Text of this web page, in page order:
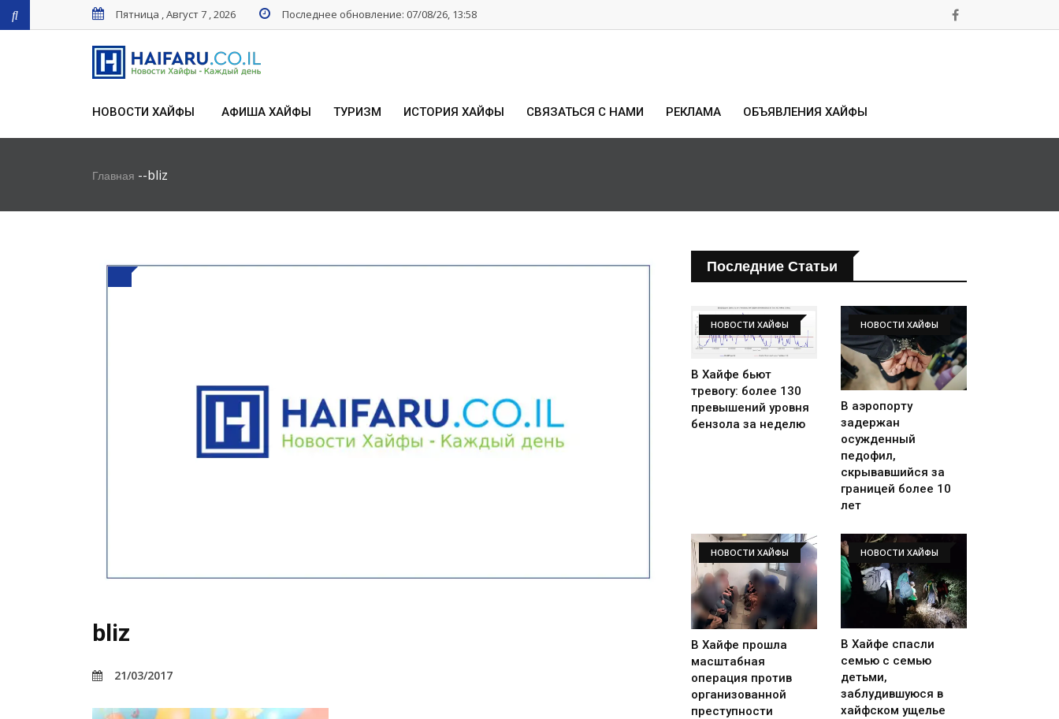
Пятница , Август 7 , 2026 Последнее обновление: 07/08/26, 13:58
НОВОСТИ ХАЙФЫ АФИША ХАЙФЫ ТУРИЗМ ИСТОРИЯ ХАЙФЫ СВЯЗАТЬСЯ С НАМИ РЕКЛАМА ОБЪЯВЛЕНИЯ ХАЙФЫ
Главная --bliz
bliz
21/03/2017
Последние Статьи
НОВОСТИ ХАЙФЫ
В Хайфе бьют
тревогу: более 130
превышений уровня
бензола за неделю
НОВОСТИ ХАЙФЫ
В аэропорту
задержан
осужденный
педофил,
скрывавшийся за
границей более 10
лет
НОВОСТИ ХАЙФЫ
В Хайфе прошла
масштабная
операция против
организованной
преступности
НОВОСТИ ХАЙФЫ
В Хайфе спасли
семью с семью
детьми,
заблудившуюся в
хайфском ущелье